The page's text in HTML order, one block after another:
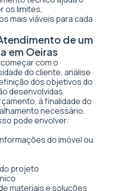
os limites,
mais viáveis para cada
de um
em Oeiras
com o
do cliente, análise
dos objetivos do
desenvolvidas
à finalidade do
necessário.
pode envolver:
do imóvel ou
projeto
materiais e soluções